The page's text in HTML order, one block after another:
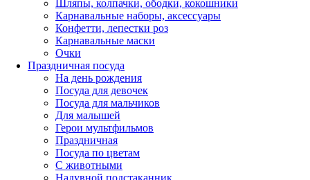
Шляпы, колпачки, ободки, кокошники
Карнавальные наборы, аксессуары
Конфетти, лепестки роз
Карнавальные маски
Очки
Праздничная посуда
На день рождения
Посуда для девочек
Посуда для мальчиков
Для малышей
Герои мультфильмов
Праздничная
Посуда по цветам
С животными
Надувной подстаканник